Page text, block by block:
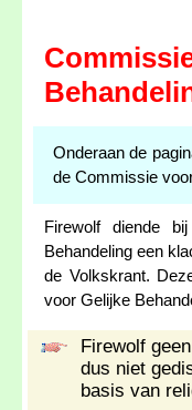
Onderaan de
de Commissie
Firewolf diende
Behandeling een
de Volkskrant.
voor Gelijke
Firewolf
dus niet
basis van